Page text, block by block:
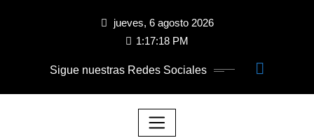
jueves, 6 agosto 2026
1:17:19 PM
Sigue nuestras Redes Sociales